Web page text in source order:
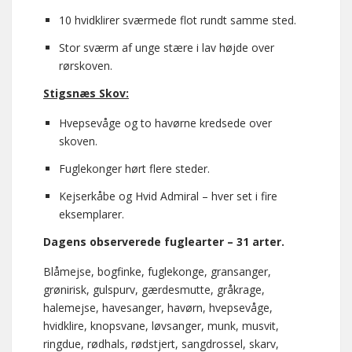
10 hvidklirer sværmede flot rundt samme sted.
Stor sværm af unge stære i lav højde over
rørskoven.
Stigsnæs Skov:
Hvepsevåge og to havørne kredsede over
skoven.
Fuglekonger hørt flere steder.
Kejserkåbe og Hvid Admiral – hver set i fire
eksemplarer.
Dagens observerede fuglearter – 31 arter.
Blåmejse, bogfinke, fuglekonge, gransanger,
grønirisk, gulspurv, gærdesmutte, gråkrage,
halemejse, havesanger, havørn, hvepsevåge,
hvidklire, knopsvane, løvsanger, munk, musvit,
ringdue, rødhals, rødstjert, sangdrossel, skarv,